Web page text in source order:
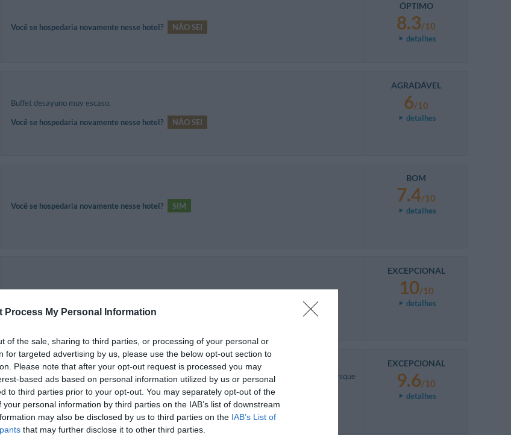
Process My Personal Information
of the sale, sharing to third parties, or processing of your personal or
for targeted advertising by us, please use the below opt-out section to
Please note that after your opt-out request is processed you may
based ads based on personal information utilized by us or personal
to third parties prior to your opt-out. You may separately opt-out of the
personal information by third parties on the IAB’s list of downstream
may also be disclosed by us to third parties on the IAB’s List of
that may further disclose it to other third parties.
Você se hospedaria novamente nesse hotel? NÃO SEI
ÓPTIMO
8.3/10
detalhes
Buffet desayuno muy escaso.
Você se hospedaria novamente nesse hotel?
NÃO SEI
AGRADÁVEL
6/10
detalhes
Você se hospedaria novamente nesse hotel? SIM
BOM
7.4/10
detalhes
EXCEPCIONAL
10/10
detalhes
Le personnel à la réception ont été d'une très grande gentillesse. J'y retournerai sans hésiter lorsque
j'aurai de nouveau à prendre un vol très tôt le matin.
Você se hospedaria novamente nesse hotel?
SIM
EXCEPCIONAL
9.6/10
detalhes